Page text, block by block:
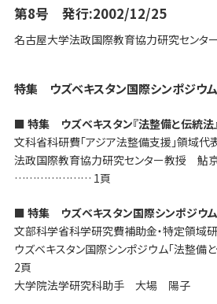
第8号 発行:2002/12/25
名古屋大学法政国際教育協力研究センター
特集 ウズベキスタン国際シンポジウム
■ 特集 ウズベキスタン『法整備と伝統法
文科省科研費「アジア法整備支援」領域代
法政国際教育協力研究センター教授
………………… 1頁
■ 特集 ウズベキスタン国際シンポジウム
文部科学省科学研究費補助金・特定領域研
ウズベキスタン国際シンポジウム「法
2頁
大学院法学研究科助手 大場 陽子